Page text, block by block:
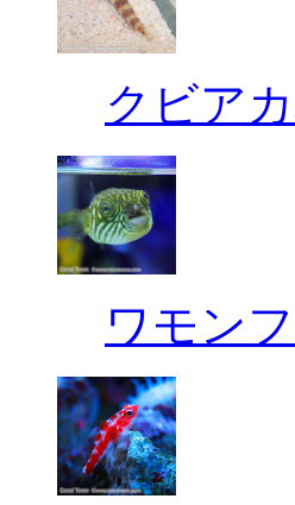
クビア
ワモン